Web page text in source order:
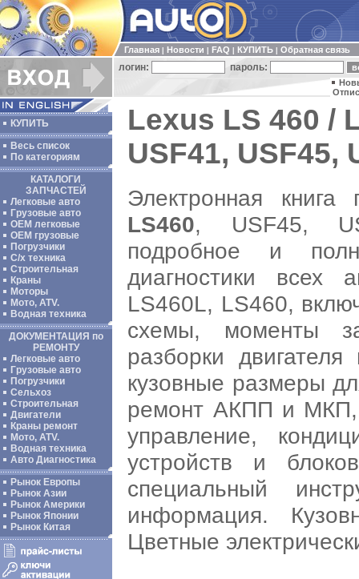
Главная Новости FAQ КУПИТЬ Обратная связь
логин: пароль:
КУПИТЬ
Весь список
По категориям
КАТАЛОГИ
ЗАПЧАСТЕЙ
Легковые авто
Грузовые авто
ОЕМ легковые
OEM грузовые
Погрузчики
С/х техника
Строительная
Краны
Моторы
Мото, ATV.
Водная техника
ДОКУМЕНТАЦИЯ по
РЕМОНТУ
Легковые авто
Грузовые авто
Погрузчики
Сельхоз
Строительная
Двигатели
Краны ремонт
Мото, ATV.
Водная техника
Авто Диагностика
Рынок Европы
Рынок Азии
Рынок Америки
Рынок Японии
Рынок Китая
Lexus LS 460 /
USF41, USF45,
Электронная
LS460, USF45,
подробное и
диагностики всех
LS460L, LS460,
схемы, моменты
разборки
кузовные размеры
ремонт АКПП и МКП,
управление,
устройств и
специальный
информация.
Цветные